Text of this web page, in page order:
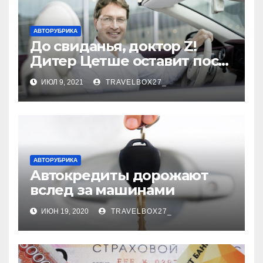
АВТОРУБРИКА
До свиданья, доктор Z!
Дитер Цетше оставит пост
главы концерна Daimler
ИЮЛ 9, 2021 TRAVELBOX27_
АВТОРУБРИКА
Автокредиты дорожают
вслед за машинами
ИЮН 19, 2020 TRAVELBOX27_